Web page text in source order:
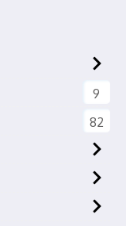
9
82